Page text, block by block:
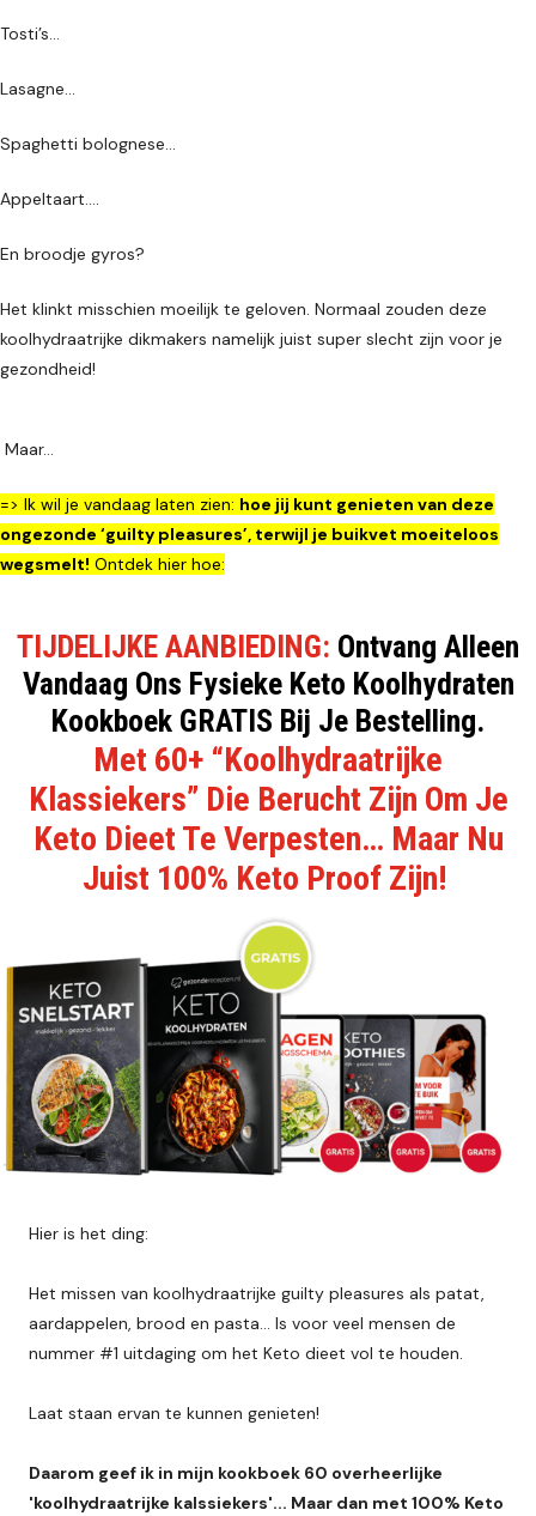
Tosti’s…
Lasagne...
Spaghetti bolognese...
Appeltaart….
En broodje gyros?
Het klinkt misschien moeilijk te geloven. Normaal zouden deze
koolhydraatrijke dikmakers namelijk juist super slecht zijn voor je
gezondheid!
Maar…
=> Ik wil je vandaag laten zien: hoe jij kunt genieten van deze
ongezonde ‘guilty pleasures’, terwijl je buikvet moeiteloos
wegsmelt! Ontdek hier hoe:
TIJDELIJKE AANBIEDING: Ontvang Alleen
Vandaag Ons Fysieke Keto Koolhydraten
Kookboek GRATIS Bij Je Bestelling.
Met 60+ “Koolhydraatrijke
Klassiekers” Die Berucht Zijn Om Je
Keto Dieet Te Verpesten… Maar Nu
Juist 100% Keto Proof Zijn!
Hier is het ding:
Het missen van koolhydraatrijke guilty pleasures als patat,
aardappelen, brood en pasta... Is voor veel mensen de
nummer #1 uitdaging om het Keto dieet vol te houden.
Laat staan ervan te kunnen genieten!
Daarom geef ik in mijn kookboek 60 overheerlijke
'koolhydraatrijke kalssiekers'... Maar dan met 100% Keto